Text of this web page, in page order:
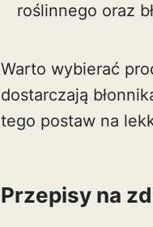
roślinnego oraz
Warto wybierać
dostarczają
tego postaw na
Przepisy na